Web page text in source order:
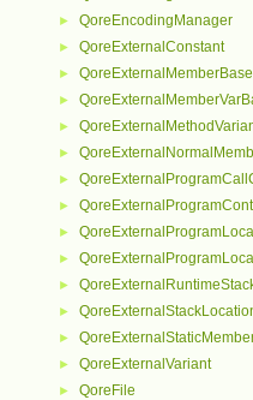
► QoreEncodingManager
► QoreExternalConstant
► QoreExternalMemberBase
►
►
►
►
►
►
►
►
►
►
► QoreExternalVariant
► QoreFile